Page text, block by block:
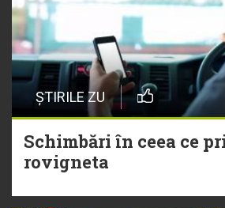
ȘTIRILE ZU
Schimbări în ceea ce
rovigneta